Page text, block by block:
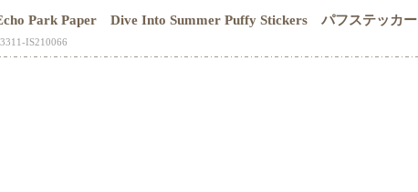
Park Paper Dive Into Summer Puffy Stickers パフステッカー
IS210066